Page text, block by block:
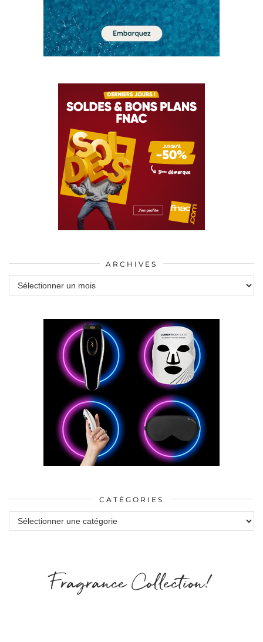
ARCHIVES
Archives
CATÉGORIES
Catégories
Fragrance Collection!